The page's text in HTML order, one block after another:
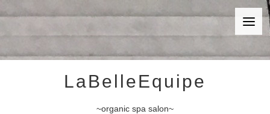
LaBelleEquipe
~organic spa salon~